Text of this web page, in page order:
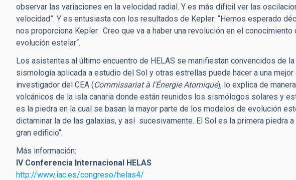
observar las variaciones en la velocidad radial. Y es más difícil ver las
velocidad”. Y es entusiasta con los resultados de Kepler: “Hemos esperado
nos proporciona Kepler. Creo que va a haber una revolución en el
evolución estelar“.
Los asistentes al último encuentro de HELAS se manifiestan convencidos de
sismología aplicada a estudio del Sol y otras estrellas puede hacer a una
investigador del CEA (Commissariat à l'Énergie Atomique), lo explica de
volcánicos de la isla canaria donde están reunidos los sismólogos solares y
es la piedra en la cual se basan la mayor parte de los modelos de evolución
dictaminar la de las galaxias, y así sucesivamente. El Sol es la primera piedra
gran edificio“.
Más información:
IV Conferencia Internacional HELAS
http://www.iac.es/congreso/helas4/